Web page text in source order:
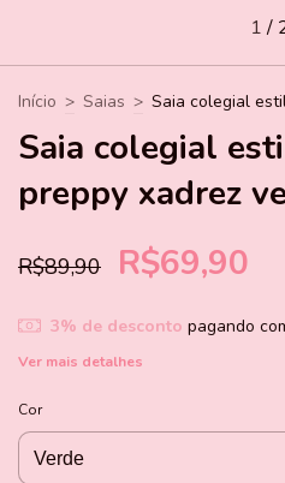
1/
Início > Saias > Saia colegial
Saia colegial
preppy xadrez
R$89,90 R$69,90
3% de desconto pagando
Ver mais detalhes
Cor